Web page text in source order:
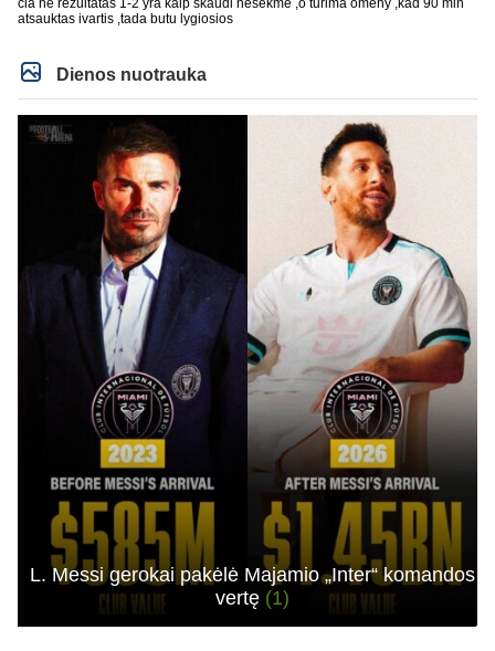
cia ne rezultatas 1-2 yra kaip skaudi nesekme ,o turima omeny ,kad 90 min
atsauktas ivartis ,tada butu lygiosios
Dienos nuotrauka
L. Messi gerokai pakėlė Majamio „Inter“ komandos
vertę (1)